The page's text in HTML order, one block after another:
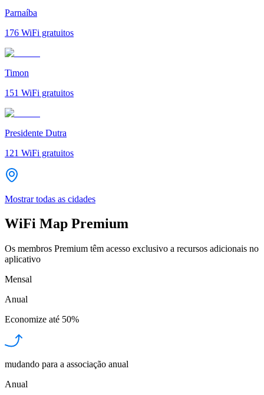
Parnaíba
176 WiFi gratuitos
Timon
151 WiFi gratuitos
Presidente Dutra
121 WiFi gratuitos
Mostrar todas as cidades
WiFi Map Premium
Os membros Premium têm acesso exclusivo a recursos adicionais no
aplicativo
Mensal
Anual
Economize até 50%
mudando para a associação anual
Anual